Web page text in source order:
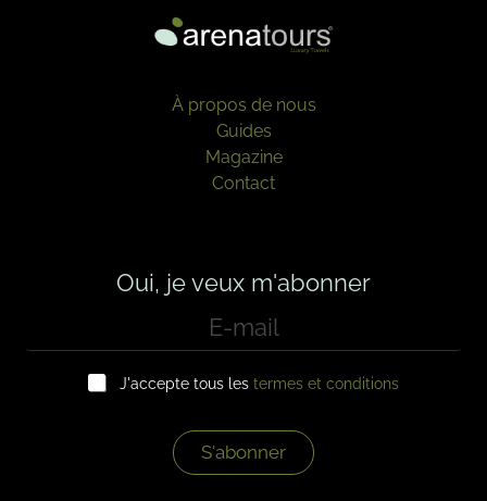
À propos de nous
Guides
Magazine
Contact
Oui, je veux m'abonner
m
J'accepte tous les termes et conditions
S'abonner